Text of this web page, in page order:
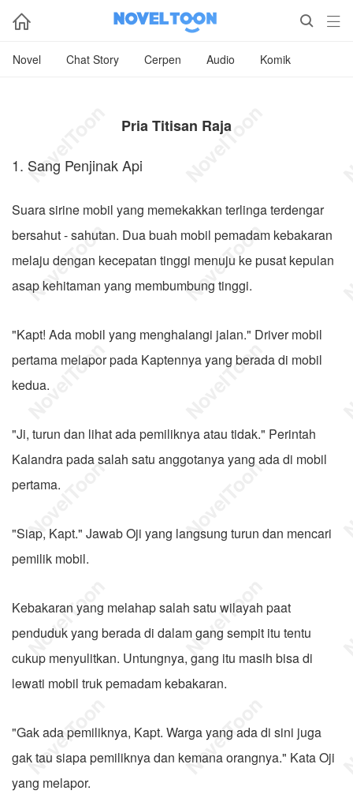
  
Novel Chat Story Cerpen Audio Komik
Pria Titisan Raja
1. Sang Penjinak Api
Suara sirine mobil yang memekakkan terlinga terdengar
bersahut - sahutan. Dua buah mobil pemadam kebakaran
melaju dengan kecepatan tinggi menuju ke pusat kepulan
asap kehitaman yang membumbung tinggi.
"Kapt! Ada mobil yang menghalangi jalan." Driver mobil
pertama melapor pada Kaptennya yang berada di mobil
kedua.
"Ji, turun dan lihat ada pemiliknya atau tidak." Perintah
Kalandra pada salah satu anggotanya yang ada di mobil
pertama.
"Siap, Kapt." Jawab Oji yang langsung turun dan mencari
pemilik mobil.
Kebakaran yang melahap salah satu wilayah paat
penduduk yang berada di dalam gang sempit itu tentu
cukup menyulitkan. Untungnya, gang itu masih bisa di
lewati mobil truk pemadam kebakaran.
"Gak ada pemiliknya, Kapt. Warga yang ada di sini juga
gak tau siapa pemiliknya dan kemana orangnya." Kata Oji
yang melapor.